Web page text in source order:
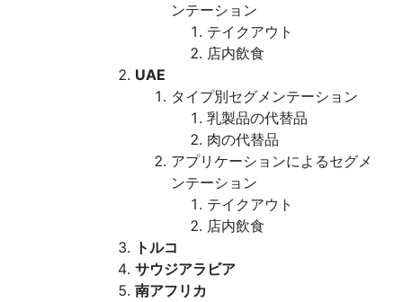
ンテーション
テイクアウト
店内飲食
UAE
タイプ別セグメンテーション
乳製品の代替品
肉の代替品
アプリケーションによるセグメ
ンテーション
テイクアウト
店内飲食
トルコ
サウジアラビア
南アフリカ